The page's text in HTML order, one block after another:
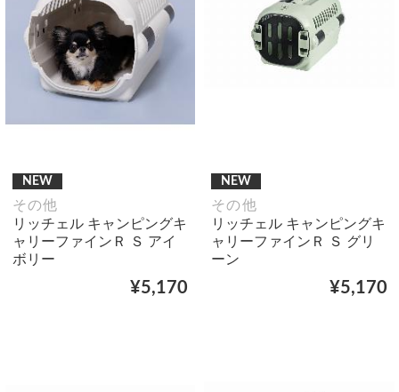
NEW
その他
リッチェル キャンピングキ
ャリーファインＲ Ｓ アイ
ボリー
¥5,170
NEW
その他
リッチェル キャンピングキ
ャリーファインＲ Ｓ グリ
ーン
¥5,170